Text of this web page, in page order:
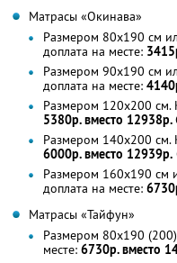
Матрасы «Окинава»
Размером 80х190 cм
доплата на месте:
Размером 90х190 cм
доплата на месте:
Размером 120х200 см.
5380р. вместо 12938р.
Размером 140х200 см.
6000р. вместо 12939р.
Размером 160х190 cм
доплата на месте:
Матрасы «Тайфун»
Размером 80х190
месте: 6730р. вместо